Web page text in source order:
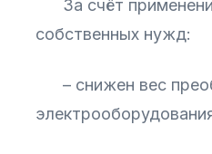
За счёт
собственных нужд:
– снижен вес